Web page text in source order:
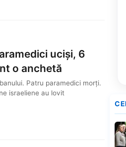
uciși, 6
o anchetă
Patru paramedici morți.
israeliene au lovit